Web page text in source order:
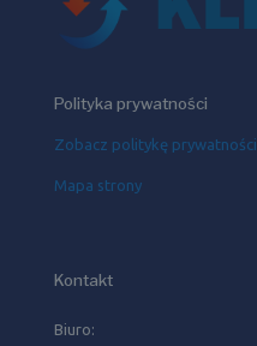
Polityka prywatności
Zobacz politykę prywatności
Mapa strony
Kontakt
Biuro: